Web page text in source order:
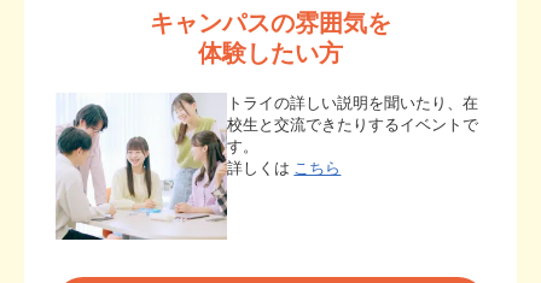
キャンパスの雰囲気を
体験したい方
トライの詳しい説明を聞いたり、在
校生と交流できたりするイベントで
す。
詳しくは こちら